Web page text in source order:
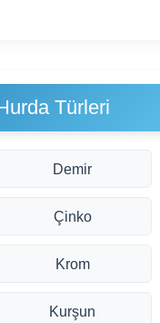
Türleri
Demir
Çinko
Krom
Kurşun